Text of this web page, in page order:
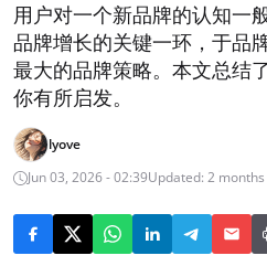
用户对一个新品牌的认知一
品牌增长的关键一环，于品
最大的品牌策略。本文总结
你有所启发。
lyove
Jun 03, 2026 - 02:39Updated: 2